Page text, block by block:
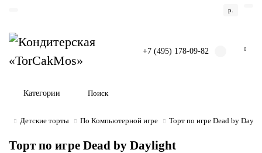
р.
+7 (495) 178-09-82 0
Категории
Детские торты По Компьютерной игре Торт по игре Dead by
Торт по игре Dead by Daylight